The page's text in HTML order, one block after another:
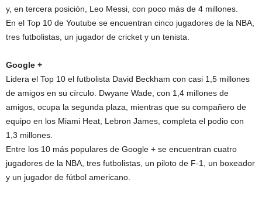
y, en tercera posición, Leo Messi, con poco más de 4 millones.
En el Top 10 de Youtube se encuentran cinco jugadores de la NBA,
tres futbolistas, un jugador de cricket y un tenista.
Google +
Lidera el Top 10 el futbolista David Beckham con casi 1,5 millones
de amigos en su círculo. Dwyane Wade, con 1,4 millones de
amigos, ocupa la segunda plaza, mientras que su compañero de
equipo en los Miami Heat, Lebron James, completa el podio con
1,3 millones.
Entre los 10 más populares de Google + se encuentran cuatro
jugadores de la NBA, tres futbolistas, un piloto de F-1, un boxeador
y un jugador de fútbol americano.